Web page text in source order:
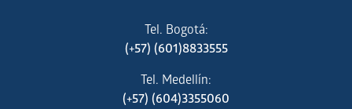
Tel. Bogotá:
(+57) (601)8833555
Tel. Medellín:
(+57) (604)3355060